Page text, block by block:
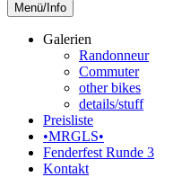
Info
Galerien
Randonneur
Commuter
other bikes
details/stuff
Preisliste
•MRGLS•
Fenderfest Runde 3
Kontakt